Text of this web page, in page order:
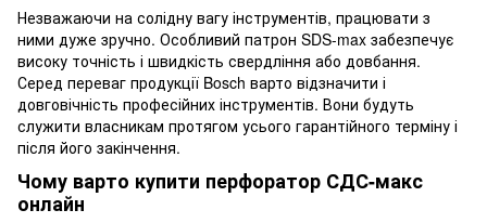
Незважаючи на солідну вагу інструментів, працювати з
ними дуже зручно. Особливий патрон SDS-max забезпечує
високу точність і швидкість свердління або довбання.
Серед переваг продукції Bosch варто відзначити і
довговічність професійних інструментів. Вони будуть
служити власникам протягом усього гарантійного терміну і
після його закінчення.
Чому варто купити перфоратор СДС-макс
онлайн